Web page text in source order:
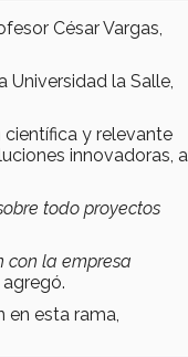
César Vargas,
Universidad la Salle,
científica y relevante
innovadoras, a
todo proyectos
con la empresa
agregó.
esta rama,